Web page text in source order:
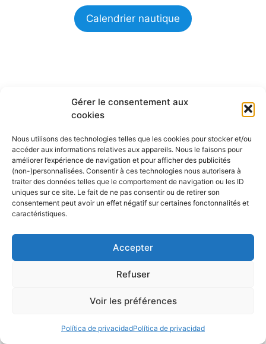
Gérer le consentement aux
cookies
Nous utilisons des technologies telles que les cookies pour stocker et/ou
accéder aux informations relatives aux appareils. Nous le faisons pour
améliorer l’expérience de navigation et pour afficher des publicités
(non-)personnalisées. Consentir à ces technologies nous autorisera à
traiter des données telles que le comportement de navigation ou les ID
uniques sur ce site. Le fait de ne pas consentir ou de retirer son
consentement peut avoir un effet négatif sur certaines fonctonnalités et
caractéristiques.
Accepter
Refuser
Voir les préférences
Política de privacidadPolítica de privacidad
Calendrier nautique
Detectores de peces, GPS,
NMEA… ¿Y si nos tomáramos
un descanso?
29 julio 2026
La navegación siempre ha sido una escuela
las olas y el horizonte dictan el ritmo. Sin
nuestras cabinas de mando se parecen cada
espaciales: Combinaciones de sonda y ...